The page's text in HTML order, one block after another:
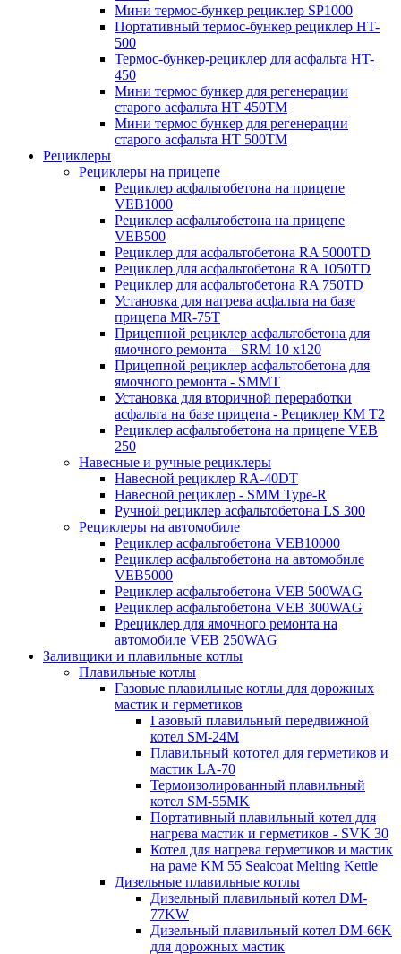
Мини термос-бункер рециклер SP1000
Портативный термос-бункер рециклер HT-
500
Термос-бункер-рециклер для асфальта HT-
450
Мини термос бункер для регенерации
старого асфальта НТ 450ТМ
Мини термос бункер для регенерации
старого асфальта НТ 500ТМ
Рециклеры
Рециклеры на прицепе
Рециклер асфальтобетона на прицепе
VEB1000
Рециклер асфальтобетона на прицепе
VEB500
Рециклер для асфальтобетона RA 5000TD
Рециклер для асфальтобетона RA 1050TD
Рециклер для асфальтобетона RA 750TD
Установка для нагрева асфальта на базе
прицепа MR-75T
Прицепной рециклер асфальтобетона для
ямочного ремонта – SRM 10 x120
Прицепной рециклер асфальтобетона для
ямочного ремонта - SMMT
Установка для вторичной переработки
асфальта на базе прицепа - Рециклер КМ T2
Рециклер асфальтобетона на прицепе VEB
250
Навесные и ручные рециклеры
Навесной рециклер RA-40DT
Навесной рециклер - SMM Type-R
Ручной рециклер асфальтобетона LS 300
Рециклеры на автомобиле
Рециклер асфальтобетона VEB10000
Рециклер асфальтобетона на автомобиле
VEB5000
Рециклер асфальтобетона VEB 500WAG
Рециклер асфальтобетона VEB 300WAG
Ррециклер для ямочного ремонта на
автомобиле VEB 250WAG
Заливщики и плавильные котлы
Плавильные котлы
Газовые плавильные котлы для дорожных
мастик и герметиков
Газовый плавильный передвижной
котел SM-24M
Плавильный кототел для герметиков и
мастик LA-70
Термоизолированный плавильный
котел SM-55MK
Портативный плавильный котел для
нагрева мастик и герметиков - SVK 30
Котел для нагрева герметиков и мастик
на раме KM 55 Sealcoat Melting Kettle
Дизельные плавильные котлы
Дизельный плавильный котел DM-
77KW
Дизельный плавильный котел DM-66K
для дорожных мастик